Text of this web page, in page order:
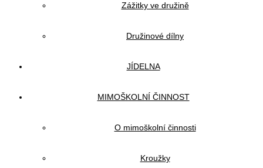
Zážitky ve družině
Družinové dílny
JÍDELNA
MIMOŠKOLNÍ ČINNOST
O mimoškolní činnosti
Kroužky